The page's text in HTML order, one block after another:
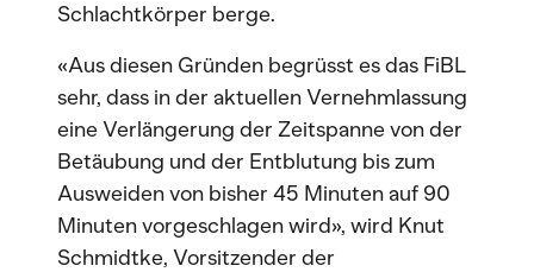
Schlachtkörper berge.
«Aus diesen Gründen begrüsst es das FiBL
sehr, dass in der aktuellen Vernehmlassung
eine Verlängerung der Zeitspanne von der
Betäubung und der Entblutung bis zum
Ausweiden von bisher 45 Minuten auf 90
Minuten vorgeschlagen wird», wird Knut
Schmidtke, Vorsitzender der